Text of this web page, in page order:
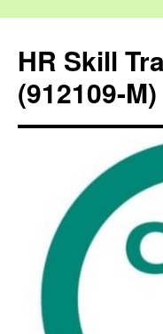
HR Skill
(912109-M)